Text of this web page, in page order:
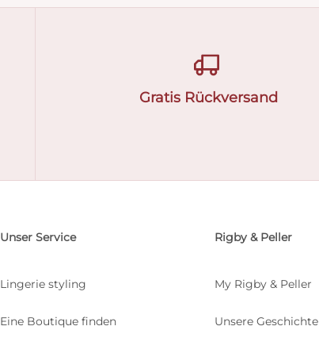
Gratis Rückversand
Unser Service
Lingerie styling
Eine Boutique finden
Rigby & Peller
My Rigby & Peller
Unsere Geschichte